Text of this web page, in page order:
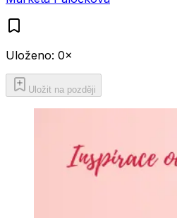
Uloženo: 0×
Uložit na později